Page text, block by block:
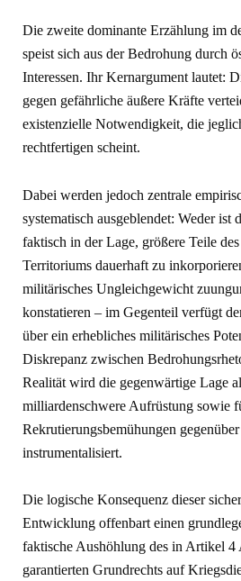
Die zweite dominante Erzählung im
speist sich aus der Bedrohung durch
Interessen. Ihr Kernargument lautet:
gegen gefährliche äußere Kräfte
existenzielle Notwendigkeit, die
rechtfertigen scheint.
Dabei werden jedoch zentrale
systematisch ausgeblendet: Weder ist
faktisch in der Lage, größere Teile
Territoriums dauerhaft zu
militärisches Ungleichgewicht
konstatieren – im Gegenteil verfügt
über ein erhebliches militärisches
Diskrepanz zwischen
Realität wird die gegenwärtige Lage
milliardenschwere Aufrüstung sowie
Rekrutierungsbemühungen
instrumentalisiert.
Die logische Konsequenz dieser
Entwicklung offenbart einen
faktische Aushöhlung des in Artikel 4
garantierten Grundrechts auf